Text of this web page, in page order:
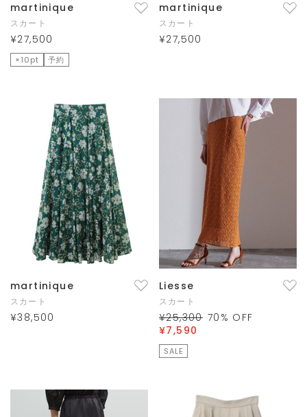
martinique
スカート
¥27,500
×10pt 予約
martinique
スカート
¥27,500
martinique
スカート
¥38,500
Liesse
スカート
¥25,300 70 % OFF
¥7,590
SALE